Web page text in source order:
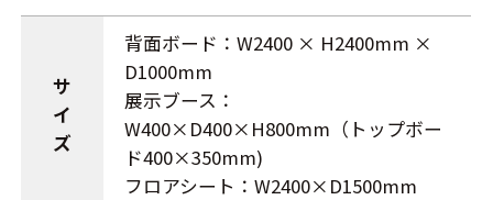
サ
イ
ズ
背面ボード：W2400 × H2400mm ×
D1000mm
展示ブース：
W400×D400×H800mm（トップボー
ド400×350mm)
フロアシート：W2400×D1500mm